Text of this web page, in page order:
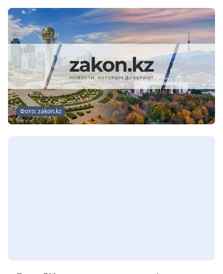
Фото: zakon.kz